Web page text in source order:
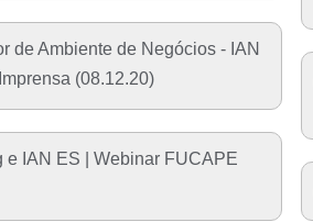
de Ambiente de Negócios - IAN
(08.12.20)
e IAN ES | Webinar FUCAPE